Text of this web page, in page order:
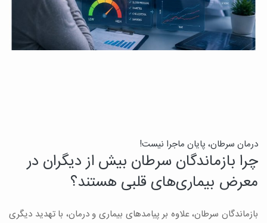
درمان سرطان، پایان ماجرا نیست!
چرا بازماندگان سرطان بیش از دیگران در
معرض بیماری‌های قلبی هستند؟
بازماندگان سرطان، علاوه بر پیامدهای بیماری و درمان، با تهدید دیگری